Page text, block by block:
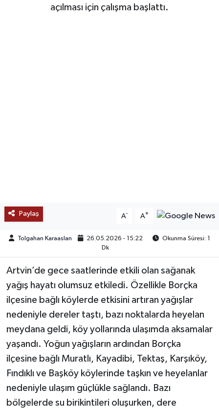
açılması için çalışma başlattı.
Paylaş A- A+
Tolgahan Karaaslan 26.05.2026 - 15:22
Okunma Süresi: 1
Dk
Artvin’de gece saatlerinde etkili olan sağanak
yağış hayatı olumsuz etkiledi. Özellikle Borçka
ilçesine bağlı köylerde etkisini artıran yağışlar
nedeniyle dereler taştı, bazı noktalarda heyelan
meydana geldi, köy yollarında ulaşımda aksamalar
yaşandı. Yoğun yağışların ardından Borçka
ilçesine bağlı Muratlı, Kayadibi, Tektaş, Karşıköy,
Fındıklı ve Başköy köylerinde taşkın ve heyelanlar
nedeniyle ulaşım güçlükle sağlandı. Bazı
bölgelerde su birikintileri oluşurken, dere
MEDYA
OTOMOTİV
TEKNOLOJİ
KÜLTÜR SANAT